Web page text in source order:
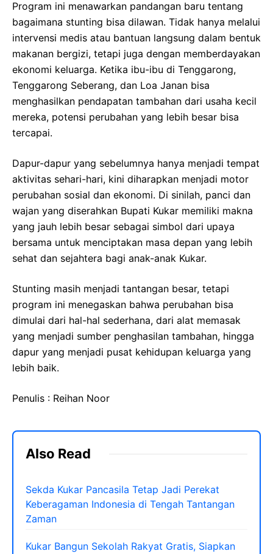
Program ini menawarkan pandangan baru tentang
bagaimana stunting bisa dilawan. Tidak hanya melalui
intervensi medis atau bantuan langsung dalam bentuk
makanan bergizi, tetapi juga dengan memberdayakan
ekonomi keluarga. Ketika ibu-ibu di Tenggarong,
Tenggarong Seberang, dan Loa Janan bisa
menghasilkan pendapatan tambahan dari usaha kecil
mereka, potensi perubahan yang lebih besar bisa
tercapai.
Dapur-dapur yang sebelumnya hanya menjadi tempat
aktivitas sehari-hari, kini diharapkan menjadi motor
perubahan sosial dan ekonomi. Di sinilah, panci dan
wajan yang diserahkan Bupati Kukar memiliki makna
yang jauh lebih besar sebagai simbol dari upaya
bersama untuk menciptakan masa depan yang lebih
sehat dan sejahtera bagi anak-anak Kukar.
Stunting masih menjadi tantangan besar, tetapi
program ini menegaskan bahwa perubahan bisa
dimulai dari hal-hal sederhana, dari alat memasak
yang menjadi sumber penghasilan tambahan, hingga
dapur yang menjadi pusat kehidupan keluarga yang
lebih baik.
Penulis : Reihan Noor
Also Read
Sekda Kukar Pancasila Tetap Jadi Perekat
Keberagaman Indonesia di Tengah Tantangan
Zaman
Kukar Bangun Sekolah Rakyat Gratis, Siapkan